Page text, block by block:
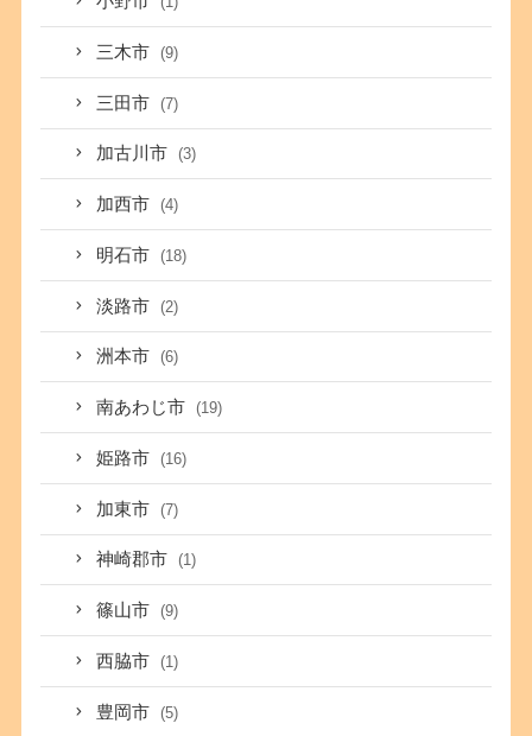
三木市 (9)
三田市 (7)
加古川市 (3)
加西市 (4)
明石市 (18)
淡路市 (2)
洲本市 (6)
南あわじ市 (19)
姫路市 (16)
加東市 (7)
神崎郡市 (1)
篠山市 (9)
西脇市 (1)
豊岡市 (5)